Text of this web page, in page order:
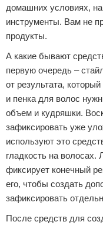
домашних условиях,
инструменты. Вам не
продукты.
А какие бывают
первую очередь –
от результата,
и пенка для волос
объем и кудряшки.
зафиксировать уже
используют это
гладкость на волосах.
фиксирует конечный
его, чтобы создать
зафиксировать
После средств для